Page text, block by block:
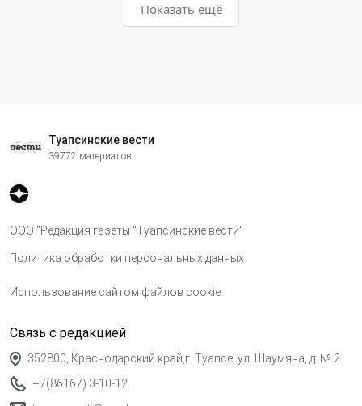
Показать ещё
Туапсинские вести
39772 материалов
ООО "Редакция газеты "Туапсинские вести"
Политика обработки персональных данных
Использование сайтом файлов cookie
Связь с редакцией
352800, Краснодарский край,г. Туапсе, ул. Шаумяна, д. № 2
+7(86167) 3-10-12